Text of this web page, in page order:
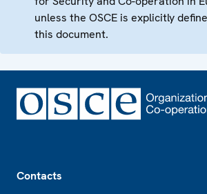
unless the OSCE is explicitly
this document.
Contacts